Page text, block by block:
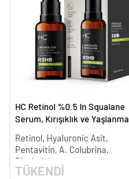
HC Retinol %0.5 In Squalane
Serum, Kırışıklık ve Yaşlanma
Retinol, Hyaluronic Asit,
Pentavitin, A. Colubrina,
Bisabolol
TÜKENDİ